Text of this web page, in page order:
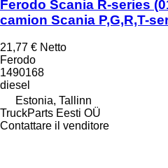
Ferodo Scania R-series
camion Scania P,G,R,T-
21,77 € Netto
Ferodo
1490168
diesel
Estonia, Tallinn
TruckParts Eesti OÜ
Contattare il venditore